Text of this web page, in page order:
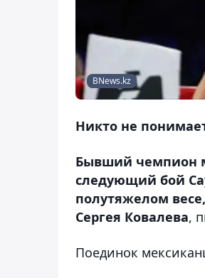
BNews.kz
Никто не
Бывший чемпион
следующий бой
полутяжелом
Сергея Ковалева,
Поединок